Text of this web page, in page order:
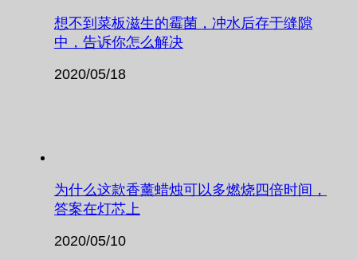
想不到菜板滋生的霉菌，冲水后存于缝隙
中，告诉你怎么解决
2020/05/18
为什么这款香薰蜡烛可以多燃烧四倍时间，
答案在灯芯上
2020/05/10